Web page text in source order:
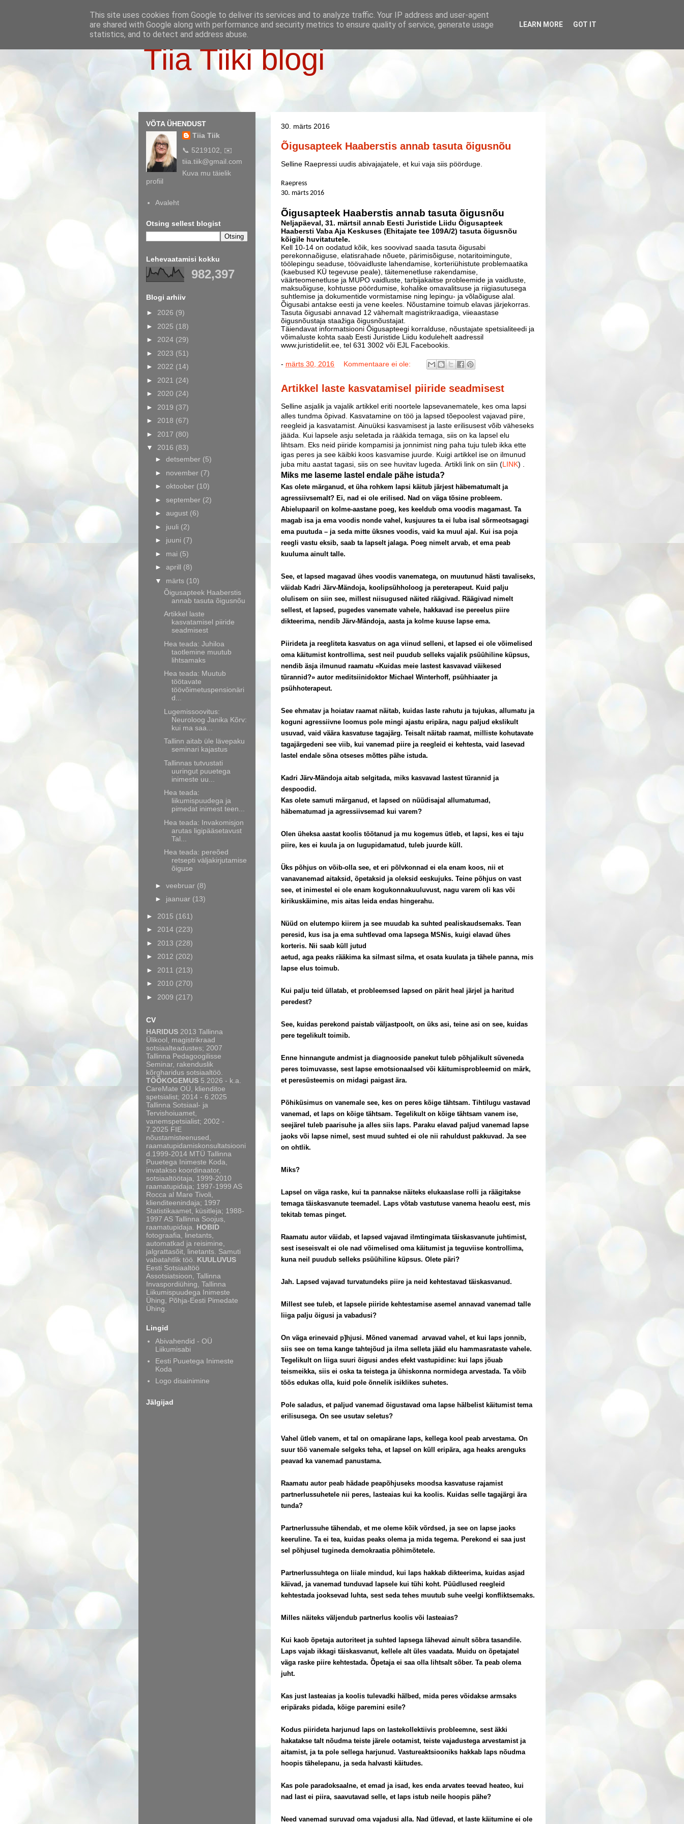
Tiia Tiiki blogi
30. märts 2016
Õigusapteek Haaberstis annab tasuta õigusnõu
Selline Raepressi uudis abivajajatele, et kui vaja siis pöörduge.
Raepress
30. märts 2016
Õigusapteek Haaberstis annab tasuta õigusnõu
Neljapäeval, 31. märtsil annab Eesti Juristide Liidu Õigusapteek
Haabersti Vaba Aja Keskuses (Ehitajate tee 109A/2) tasuta õigusnõu
kõigile huvitatutele.
Kell 10-14 on oodatud kõik, kes soovivad saada tasuta õigusabi
perekonnaõiguse, elatisrahade nõuete, pärimisõiguse, notaritoimingute,
töölepingu seaduse, töövaidluste lahendamise, korteriühistute problemaatika
(kaebused KÜ tegevuse peale), täitemenetluse rakendamise,
väärteomenetluse ja MUPO vaidluste, tarbijakaitse probleemide ja vaidluste,
maksuõiguse, kohtusse pöördumise, kohalike omavalitsuse ja riigiasutusega
suhtlemise ja dokumentide vormistamise ning lepingu- ja võlaõiguse alal.
Õigusabi antakse eesti ja vene keeles. Nõustamine toimub elavas järjekorras.
Tasuta õigusabi annavad 12 vähemalt magistrikraadiga, viieaastase
õigusnõustaja staažiga õigusnõustajat.
Täiendavat informatsiooni Õigusapteegi korralduse, nõustajate spetsialiteedi ja
võimaluste kohta saab Eesti Juristide Liidu kodulehelt aadressil
www.juristideliit.ee , tel 631 3002 või EJL Facebookis
- märts 30, 2016 Kommentaare ei ole:
Artikkel laste kasvatamisel piiride seadmisest
Selline asjalik ja vajalik artikkel eriti noortele lapsevanematele, kes oma lapsi
alles tundma õpivad. Kasvatamine on töö ja lapsed tõepoolest vajavad piire,
reegleid ja kasvatamist. Ainuüksi kasvamisest ja laste erilisusest võib väheseks
jääda. Kui lapsele asju seletada ja rääkida temaga, siis on ka lapsel elu
lihtsam. Eks neid piiride kompamisi ja jonnimist ning paha tuju tuleb ikka ette
igas peres ja see käibki koos kasvamise juurde. Kuigi artikkel ise on ilmunud
juba mitu aastat tagasi, siis on see huvitav lugeda. Artikli link on siin (LINK) .
Miks me laseme lastel endale pähe istuda?
Kas olete märganud, et üha rohkem lapsi käitub järjest häbematumalt ja
agressiivsemalt? Ei, nad ei ole erilised. Nad on väga tõsine probleem.
Abielupaaril on kolme-aastane poeg, kes keeldub oma voodis magamast. Ta
magab isa ja ema voodis nonde vahel, kusjuures ta ei luba isal sõrmeotsagagi
ema puutuda – ja seda mitte üksnes voodis, vaid ka muul ajal. Kui isa poja
reegli vastu eksib, saab ta lapselt jalaga. Poeg nimelt arvab, et ema peab
kuuluma ainult talle.
See, et lapsed magavad ühes voodis vanematega, on muutunud hästi tavaliseks,
väidab Kadri Järv-Mändoja, koolipsühholoog ja pereterapeut. Kuid palju
olulisem on siin see, millest niisugused näited räägivad. Räägivad nimelt
sellest, et lapsed, pugedes vanemate vahele, hakkavad ise pereelus piire
dikteerima, nendib Järv-Mändoja, aasta ja kolme kuuse lapse ema.
Piirideta ja reegliteta kasvatus on aga viinud selleni, et lapsed ei ole võimelised
oma käitumist kontrollima, sest neil puudub selleks vajalik psüühiline küpsus,
nendib äsja ilmunud raamatu «Kuidas meie lastest kasvavad väikesed
türannid?» autor meditsiinidoktor Michael Winterhoff, psühhiaater ja
psühhoterapeut.
See ehmatav ja hoiatav raamat näitab, kuidas laste rahutu ja tujukas, allumatu ja
koguni agressiivne loomus pole mingi ajastu eripära, nagu paljud ekslikult
usuvad, vaid väära kasvatuse tagajärg. Teisalt näitab raamat, milliste kohutavate
tagajärgedeni see viib, kui vanemad piire ja reegleid ei kehtesta, vaid lasevad
lastel endale sõna otseses mõttes pähe istuda.
Kadri Järv-Mändoja aitab selgitada, miks kasvavad lastest türannid ja
despoodid.
Kas olete samuti märganud, et lapsed on nüüdisajal allumatumad,
häbematumad ja agressiivsemad kui varem?
Olen üheksa aastat koolis töötanud ja mu kogemus ütleb, et lapsi, kes ei taju
piire, kes ei kuula ja on lugupidamatud, tuleb juurde küll.
Üks põhjus on võib-olla see, et eri põlvkonnad ei ela enam koos, nii et
vanavanemad aitaksid, õpetaksid ja oleksid eeskujuks. Teine põhjus on vast
see, et inimestel ei ole enam kogukonnakuuluvust, nagu varem oli kas või
kirikuskäimine, mis aitas leida endas hingerahu.
Nüüd on elutempo kiirem ja see muudab ka suhted pealiskaudsemaks. Tean
peresid, kus isa ja ema suhtlevad oma lapsega MSNis, kuigi elavad ühes
korteris. Nii saab küll jutud
aetud, aga peaks rääkima ka silmast silma, et osata kuulata ja tähele panna, mis
lapse elus toimub.
Kui palju teid üllatab, et probleemsed lapsed on pärit heal järjel ja haritud
peredest?
See, kuidas perekond paistab väljastpoolt, on üks asi, teine asi on see, kuidas
pere tegelikult toimib.
Enne hinnangute andmist ja diagnooside panekut tuleb põhjalikult süveneda
peres toimuvasse, sest lapse emotsionaalsed või käitumisprobleemid on märk,
et peresüsteemis on midagi paigast ära.
Põhiküsimus on vanemale see, kes on peres kõige tähtsam. Tihtilugu vastavad
vanemad, et laps on kõige tähtsam. Tegelikult on kõige tähtsam vanem ise,
seejärel tuleb paarisuhe ja alles siis laps. Paraku elavad paljud vanemad lapse
jaoks või lapse nimel, sest muud suhted ei ole nii rahuldust pakkuvad. Ja see
on ohtlik.
Miks?
Lapsel on väga raske, kui ta pannakse näiteks elukaaslase rolli ja räägitakse
temaga täiskasvanute teemadel. Laps võtab vastutuse vanema heaolu eest, mis
tekitab temas pinget.
Raamatu autor väidab, et lapsed vajavad ilmtingimata täiskasvanute juhtimist,
sest iseseisvalt ei ole nad võimelised oma käitumist ja teguviise kontrollima,
kuna neil puudub selleks psüühiline küpsus. Olete päri?
Jah. Lapsed vajavad turvatundeks piire ja neid kehtestavad täiskasvanud.
Millest see tuleb, et lapsele piiride kehtestamise asemel annavad vanemad talle
liiga palju õigusi ja vabadusi?
On väga erinevaid p]hjusi. Mõned vanemad arvavad vahel, et kui laps jonnib,
siis see on tema kange tahtejõud ja ilma selleta jääd elu hammasrataste vahele.
Tegelikult on liiga suuri õigusi andes efekt vastupidine: kui laps jõuab
teismeikka, siis ei oska ta teistega ja ühiskonna normidega arvestada. Ta võib
töös edukas olla, kuid pole õnnelik isiklikes suhetes.
Pole saladus, et paljud vanemad õigustavad oma lapse hälbelist käitumist tema
erilisusega. On see usutav seletus?
Vahel ütleb vanem, et tal on omapärane laps, kellega kool peab arvestama. On
suur töö vanemale selgeks teha, et lapsel on küll eripära, aga heaks arenguks
peavad ka vanemad panustama.
Raamatu autor peab hädade peapõhjuseks moodsa kasvatuse rajamist
partnerlussuhetele nii peres, lasteaias kui ka koolis. Kuidas selle tagajärgi ära
tunda?
Partnerlussuhe tähendab, et me oleme kõik võrdsed, ja see on lapse jaoks
keeruline. Ta ei tea, kuidas peaks olema ja mida tegema. Perekond ei saa just
sel põhjusel tugineda demokraatia põhimõtetele.
Partnerlussuhtega on liiale mindud, kui laps hakkab dikteerima, kuidas asjad
käivad, ja vanemad tunduvad lapsele kui tühi koht. Püüdlused reegleid
kehtestada jooksevad luhta, sest seda tehes muutub suhe veelgi konfliktsemaks.
Milles näiteks väljendub partnerlus koolis või lasteaias?
Kui kaob õpetaja autoriteet ja suhted lapsega lähevad ainult sõbra tasandile.
Laps vajab ikkagi täiskasvanut, kellele alt üles vaadata. Muidu on õpetajatel
väga raske piire kehtestada. Õpetaja ei saa olla lihtsalt sõber. Ta peab olema
juht.
Kas just lasteaias ja koolis tulevadki hälbed, mida peres võidakse armsaks
eripäraks pidada, kõige paremini esile?
Kodus piirideta harjunud laps on lastekollektiivis probleemne, sest äkki
hakatakse talt nõudma teiste järele ootamist, teiste vajadustega arvestamist ja
aitamist, ja ta pole sellega harjunud. Vastureaktsiooniks hakkab laps nõudma
hoopis tähelepanu, ja seda halvasti käitudes.
Kas pole paradoksaalne, et emad ja isad, kes enda arvates teevad heateo, kui
nad last ei piira, saavutavad selle, et laps istub neile hoopis pähe?
Need vanemad suruvad oma vajadusi alla. Nad ütlevad, et laste käitumine ei ole
VÕTA ÜHENDUST
Tiia Tiik
📞 5219102, ✉️
tiia.tiik@gmail.com
Kuva mu täielik
profiil
Avaleht
Otsing sellest blogist
Lehevaatamisi kokku
982,397
Blogi arhiiv
► 2026 (9)
► 2025 (18)
► 2024 (29)
► 2023 (51)
► 2022 (14)
► 2021 (24)
► 2020 (24)
► 2019 (37)
► 2018 (67)
► 2017 (80)
▼ 2016 (83)
► detsember (5)
► november (7)
► oktoober (10)
► september (2)
► august (6)
► juuli (2)
► juuni (7)
► mai (5)
► aprill (8)
▼ märts (10)
Õigusapteek Haaberstis
annab tasuta õigusnõu
Artikkel laste
kasvatamisel piiride
seadmisest
Hea teada: Juhiloa
taotlemine muutub
lihtsamaks
Hea teada: Muutub
töötavate
töövõimetuspensionäri
d...
Lugemissoovitus:
Neuroloog Janika Kõrv:
kui ma saa...
Tallinn aitab üle lävepaku
seminari kajastus
Tallinnas tutvustati
uuringut puuetega
inimeste uu...
Hea teada:
liikumispuudega ja
pimedat inimest teen...
Hea teada: Invakomisjon
arutas ligipääsetavust
Tal...
Hea teada: pereõed
retsepti väljakirjutamise
õiguse
► veebruar (8)
► jaanuar (13)
► 2015 (161)
► 2014 (223)
► 2013 (228)
► 2012 (202)
► 2011 (213)
► 2010 (270)
► 2009 (217)
CV
HARIDUS 2013 Tallinna
Ülikool, magistrikraad
sotsiaalteadustes; 2007
Tallinna Pedagoogilisse
Seminar, rakenduslik
kõrgharidus sotsiaaltöö.
TÖÖKOGEMUS 5.2026 - k.a.
CareMate OÜ, klienditoe
spetsialist; 2014 - 6.2025
Tallinna Sotsiaal- ja
Tervishoiuamet,
vanemspetsialist; 2002 -
7.2025 FIE
nõustamisteenused,
raamatupidamiskonsultatsiooni
d.1999-2014 MTÜ Tallinna
Puuetega Inimeste Koda,
invatakso koordinaator,
sotsiaaltöötaja, 1999-2010
raamatupidaja; 1997-1999 AS
Rocca al Mare Tivoli,
klienditeenindaja; 1997
Statistikaamet, küsitleja; 1988-
1997 AS Tallinna Soojus,
raamatupidaja. HOBID
fotograafia, linetants,
automatkad ja reisimine,
jalgrattasõit, linetants. Samuti
vabatahtlik töö. KUULUVUS
Eesti Sotsiaaltöö
Assotsiatsioon, Tallinna
Invaspordiühing, Tallinna
Liikumispuudega Inimeste
Ühing, Põhja-Eesti Pimedate
Ühing.
Lingid
Abivahendid - OÜ
Liikumisabi
Eesti Puuetega Inimeste
Koda
Logo disainimine
Jälgijad
This site uses cookies from Google to deliver its services and to analyze traffic. Your IP address and user-agent
are shared with Google along with performance and security metrics to ensure quality of service, generate usage
statistics, and to detect and address abuse.
LEARN MORE GOT IT